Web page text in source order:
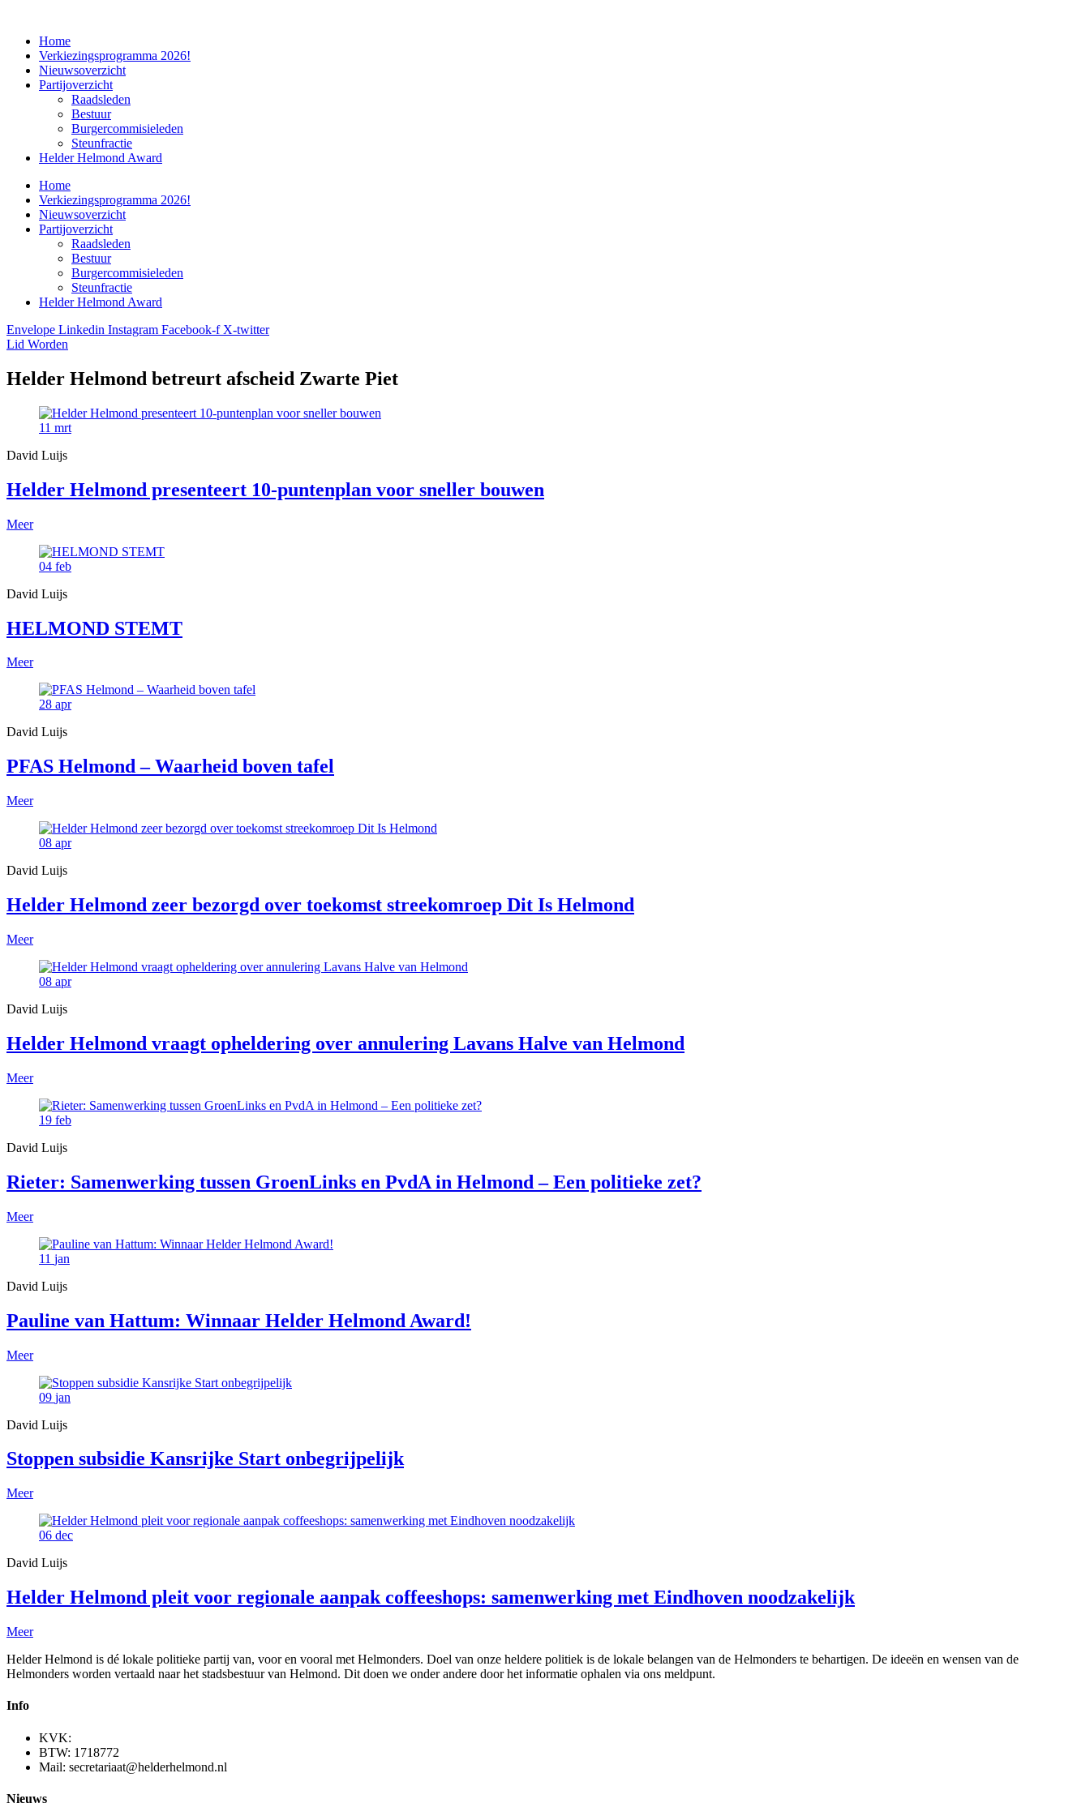
Home
Verkiezingsprogramma 2026!
Nieuwsoverzicht
Partijoverzicht
Raadsleden
Bestuur
Burgercommisieleden
Steunfractie
Helder Helmond Award
Home
Verkiezingsprogramma 2026!
Nieuwsoverzicht
Partijoverzicht
Raadsleden
Bestuur
Burgercommisieleden
Steunfractie
Helder Helmond Award
Envelope Linkedin Instagram Facebook-f X-twitter
Lid Worden
Helder Helmond betreurt afscheid Zwarte Piet
11 mrt
David Luijs
Helder Helmond presenteert 10-puntenplan voor sneller bouwen
Meer
04 feb
David Luijs
HELMOND STEMT
Meer
28 apr
David Luijs
PFAS Helmond – Waarheid boven tafel
Meer
08 apr
David Luijs
Helder Helmond zeer bezorgd over toekomst streekomroep Dit Is Helmond
Meer
08 apr
David Luijs
Helder Helmond vraagt opheldering over annulering Lavans Halve van Helmond
Meer
19 feb
David Luijs
Rieter: Samenwerking tussen GroenLinks en PvdA in Helmond – Een politieke zet?
Meer
11 jan
David Luijs
Pauline van Hattum: Winnaar Helder Helmond Award!
Meer
09 jan
David Luijs
Stoppen subsidie Kansrijke Start onbegrijpelijk
Meer
06 dec
David Luijs
Helder Helmond pleit voor regionale aanpak coffeeshops: samenwerking met Eindhoven noodzakelijk
Meer
Helder Helmond is dé lokale politieke partij van, voor en vooral met Helmonders. Doel van onze heldere politiek is de lokale belangen van de Helmonders te behartigen. De ideeën en wensen van de
Helmonders worden vertaald naar het stadsbestuur van Helmond. Dit doen we onder andere door het informatie ophalen via ons meldpunt.
Info
KVK:
BTW: 1718772
Mail: secretariaat@helderhelmond.nl
Nieuws